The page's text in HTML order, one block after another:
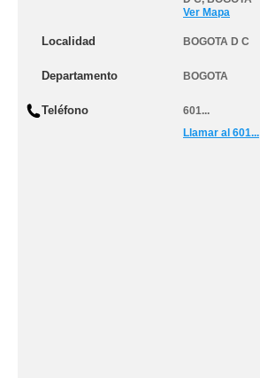
Ver Mapa
Localidad BOGOTA D C
Departamento BOGOTA
Teléfono
601...
Llamar al 601...